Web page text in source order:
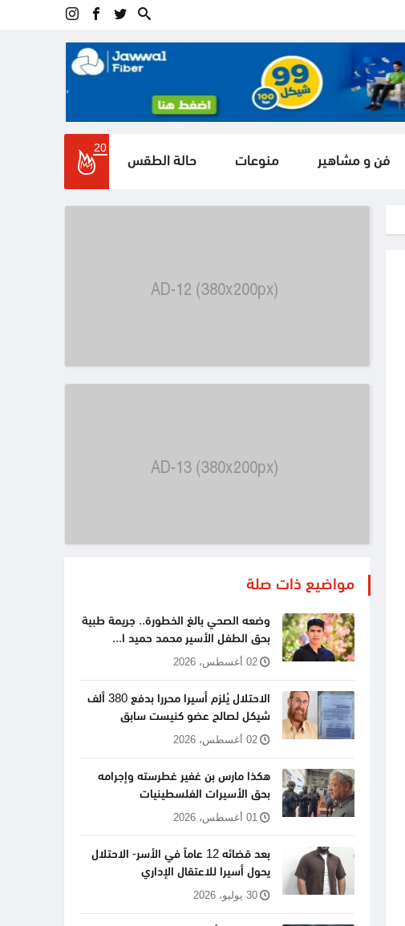
فن و مشاهير منوعات حالة الطقس
20
مواضيع ذات صلة
وضعه الصحي بالغ الخطورة.. جريمة طبية
بحق الطفل الأسير محمد حميد ا...
02 أغسطس، 2026
الاحتلال يُلزم أسيرا محررا بدفع 380 ألف
شيكل لصالح عضو كنيست سابق
02 أغسطس، 2026
هكذا مارس بن غفير غطرسته وإجرامه
بحق الأسيرات الفلسطينيات
01 أغسطس، 2026
بعد قضائه 12 عاماً في الأسر- الاحتلال
يحول أسيرا للاعتقال الإداري
30 يوليو، 2026